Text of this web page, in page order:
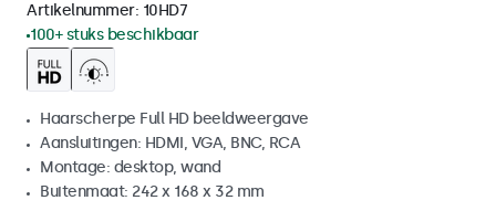
Artikelnummer: 10HD7
100+ stuks beschikbaar
Haarscherpe Full HD beeldweergave
Aansluitingen: HDMI, VGA, BNC, RCA
Montage: desktop, wand
Buitenmaat: 242 x 168 x 32 mm